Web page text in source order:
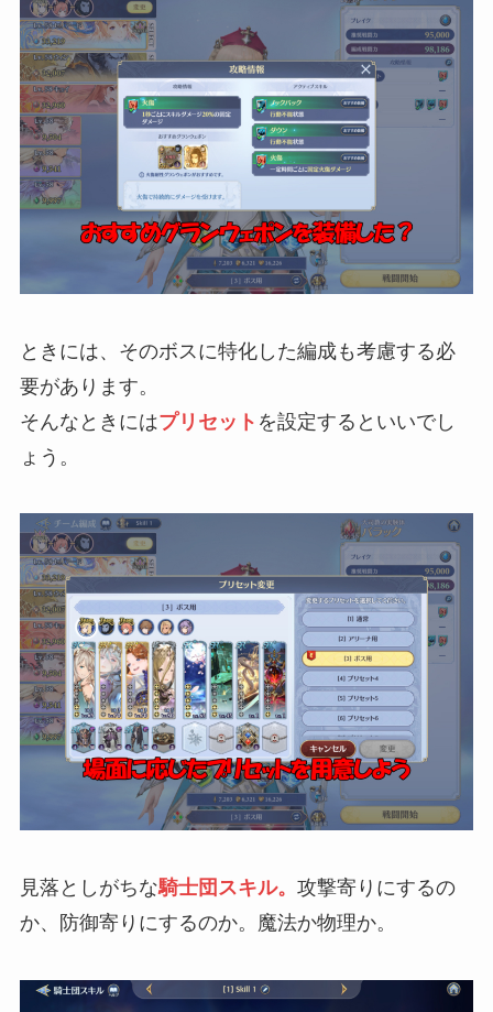
ときには、そのボスに特化した編成も考慮する必
要があります。
そんなときにはプリセット を設定するといいでし
ょう。
見落としがちな騎士団スキル。 攻撃寄りにするの
か、防御寄りにするのか。魔法か物理か。